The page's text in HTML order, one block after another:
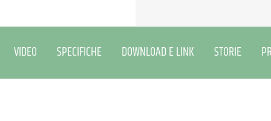
VIDEO SPECIFICHE DOWNLOAD E LINK STORIE